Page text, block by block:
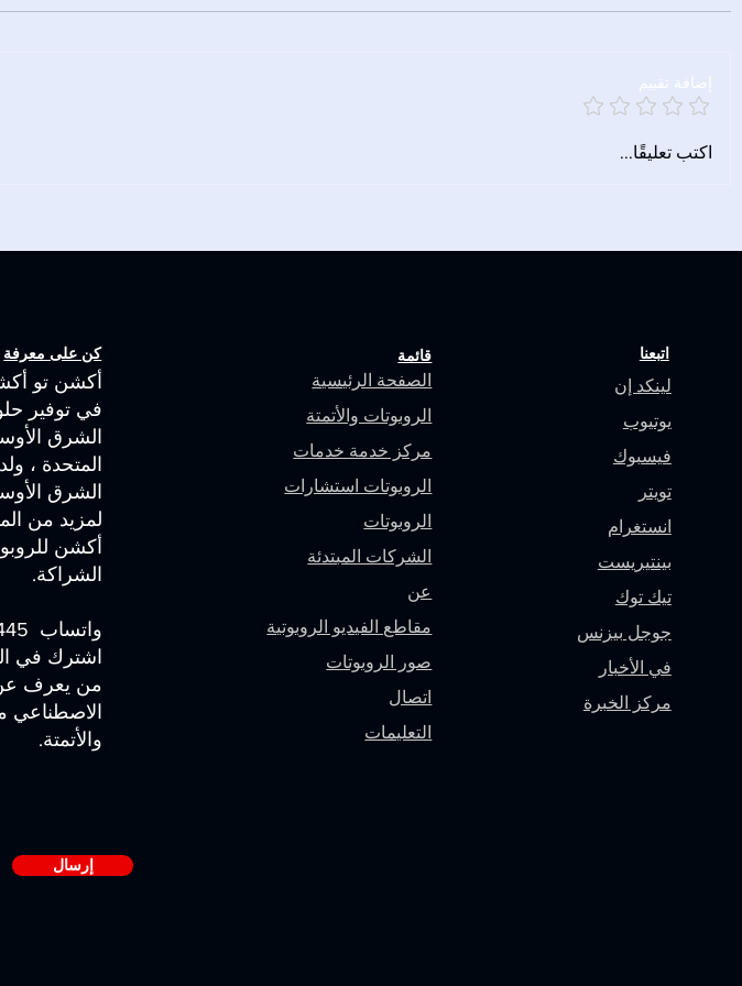
أكشن تو أكشن للروبوتات وكلية
إضافة تقييم
اكتب تعليقًا...
كن على معرفة
أكشن تو
في توفير
الشرق
المتحدة ،
الشرق
لمزيد من
أكشن
الشراكة.
واتساب 6240445 97152 +
اشترك في
من يعرف عن
والأتمتة.
إرسال
قائمة
الصفحة الرئيسية
الروبوتات والأتمتة
مركز خدمة خدمات
الروبوتات استشارات
الروبوتات
الشركات المبتدئة
عن
مقاطع الفيديو الروبوتية
صور الروبوتات
اتصال
التعليمات
اتبعنا
لينكد إن
يوتيوب
فيسبوك
تويتر
انستغرام
بينتيريست
تيك توك
جوجل بيزنس
في الأخبار
مركز الخبرة